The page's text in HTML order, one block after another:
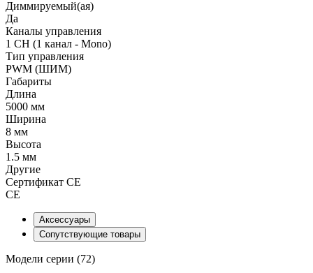
Диммируемый(ая)
Да
Каналы управления
1 CH (1 канал - Mono)
Тип управления
PWM (ШИМ)
Габариты
Длина
5000 мм
Ширина
8 мм
Высота
1.5 мм
Другие
Сертификат CE
CE
Аксессуары
Сопутствующие товары
Модели серии (72)